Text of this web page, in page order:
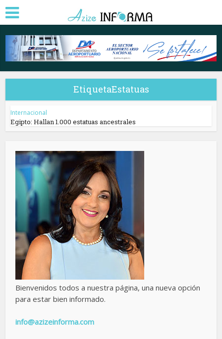
EtiquetaEstatuas
Internacional
Egipto: Hallan 1.000 estatuas ancestrales
Bienvenidos todos a nuestra página, una nueva opción
para estar bien informado.
info@azizeinforma.com